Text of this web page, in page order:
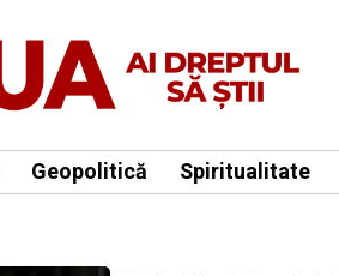
Geopolitică Spiritualitate